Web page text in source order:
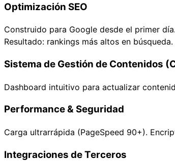
Optimización SEO
Construido para Google desde el primer
Resultado: rankings más altos en búsqueda.
Sistema de Gestión de Contenidos
Dashboard intuitivo para actualizar
Performance & Seguridad
Carga ultrarrápida (PageSpeed 90+).
Integraciones de Terceros